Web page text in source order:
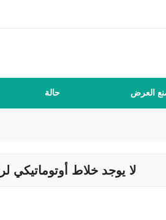
حالة العرض
لا يوجد خلاط أوتوماتيكي